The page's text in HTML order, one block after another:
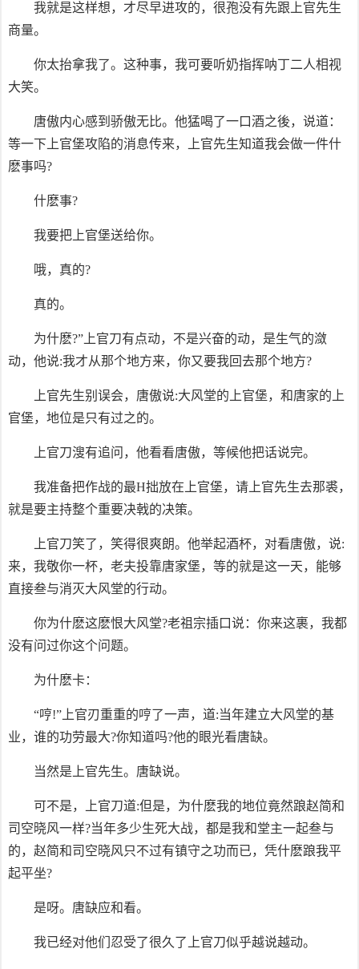
我就是这样想，才尽早进攻的，很孢没有先跟上官先生
商量。
你太抬拿我了。这种事，我可要听奶指挥呐丁二人相视
大笑。
唐傲内心感到骄傲无比。他猛喝了一口酒之後，说道：
等一下上官堡攻陷的消息传来，上官先生知道我会做一件什
麽事吗?
什麽事?
我要把上官堡送给你。
哦，真的?
真的。
为什麽?”上官刀有点动，不是兴奋的动，是生气的潋
动，他说:我才从那个地方来，你又要我回去那个地方?
上官先生别误会，唐傲说:大风堂的上官堡，和唐家的上
官堡，地位是只有过之的。
上官刀溲有追问，他看看唐傲，等候他把话说完。
我准备把作战的最H拙放在上官堡，请上官先生去那裘，
就是要主持整个重要决戟的决策。
上官刀笑了，笑得很爽朗。他举起酒杯，对看唐傲，说:
来，我敬你一杯，老夫投靠唐家堡，等的就是这一天，能够
直接叁与消灭大风堂的行动。
你为什麽这麽恨大风堂?老祖宗插口说：你来这裹，我都
没有问过你这个问题。
为什麽卡：
“哼!”上官刃重重的哼了一声，道:当年建立大风堂的基
业，谁的功劳最大?你知道吗?他的眼光看唐缺。
当然是上官先生。唐缺说。
可不是，上官刀道:但是，为什麽我的地位竟然踉赵简和
司空晓风一样?当年多少生死大战，都是我和堂主一起叁与
的，赵简和司空晓风只不过有镇守之功而已，凭什麽踉我平
起平坐?
是呀。唐缺应和看。
我已经对他们忍受了很久了上官刀似乎越说越动。